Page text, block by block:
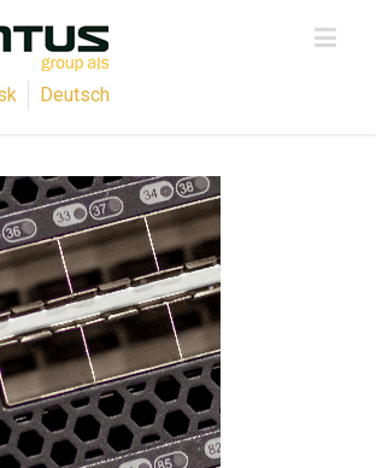
Deutsch